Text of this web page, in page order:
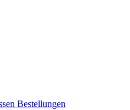
Bestellungen